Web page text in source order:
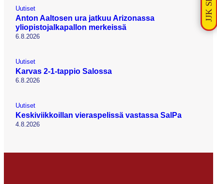
Uutiset
Anton Aaltosen ura jatkuu Arizonassa
yliopistojalkapallon merkeissä
6.8.2026
Uutiset
Karvas 2-1-tappio Salossa
6.8.2026
Uutiset
Keskiviikkoillan vieraspelissä vastassa SalPa
4.8.2026